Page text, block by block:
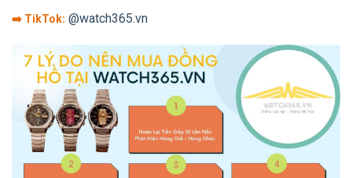
➡️ TikTok: @watch365.vn